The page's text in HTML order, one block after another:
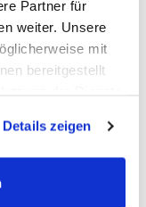
Partner für
weiter. Unsere
mit
bereitgestellt
Details zeigen